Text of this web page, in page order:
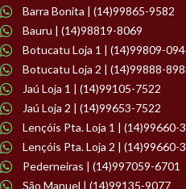
Barra Bonita | (14)99865-9582
Bauru | (14)98819-8069
Botucatu Loja 1 | (14)99809-
Botucatu Loja 2 | (14)99888-
Jaú Loja 1 | (14)99105-7522
Jaú Loja 2 | (14)99653-7522
Lençóis Pta. Loja 1 | (14)99660-
Lençóis Pta. Loja 2 | (14)99660-
Pederneiras | (14)997059-6701
São Manuel | (14)99135-9077